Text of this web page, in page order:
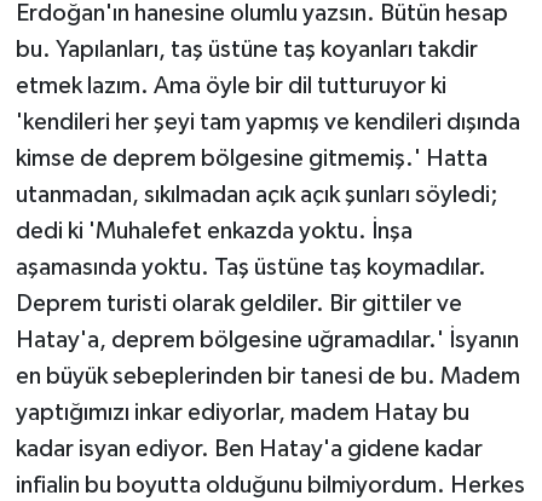
Erdoğan'ın hanesine olumlu yazsın. Bütün hesap
bu. Yapılanları, taş üstüne taş koyanları takdir
etmek lazım. Ama öyle bir dil tutturuyor ki
'kendileri her şeyi tam yapmış ve kendileri dışında
kimse de deprem bölgesine gitmemiş.' Hatta
utanmadan, sıkılmadan açık açık şunları söyledi;
dedi ki 'Muhalefet enkazda yoktu. İnşa
aşamasında yoktu. Taş üstüne taş koymadılar.
Deprem turisti olarak geldiler. Bir gittiler ve
Hatay'a, deprem bölgesine uğramadılar.' İsyanın
en büyük sebeplerinden bir tanesi de bu. Madem
yaptığımızı inkar ediyorlar, madem Hatay bu
kadar isyan ediyor. Ben Hatay'a gidene kadar
infialin bu boyutta olduğunu bilmiyordum. Herkes